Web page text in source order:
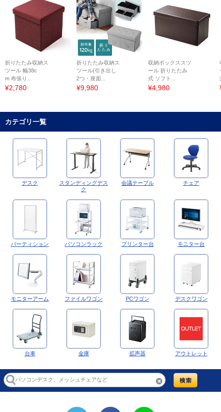
折りたたみ収納ス
ツール 幅38c
m 布張り...
¥2,780
折りたたみ収納ス
ツール(引き出し
2つ・座面...
¥9,980
収納ボックススツ
ール 折りたたみ
式 ソフト...
¥4,980
カテゴリ一覧
デスク
スタンディングデス
ク
会議テーブル チェア
パーティション パソコンラック プリンター台 モニター台
モニターアーム ファイルワゴン PCワゴン デスクワゴン
台車 金庫 拡声器 アウトレット